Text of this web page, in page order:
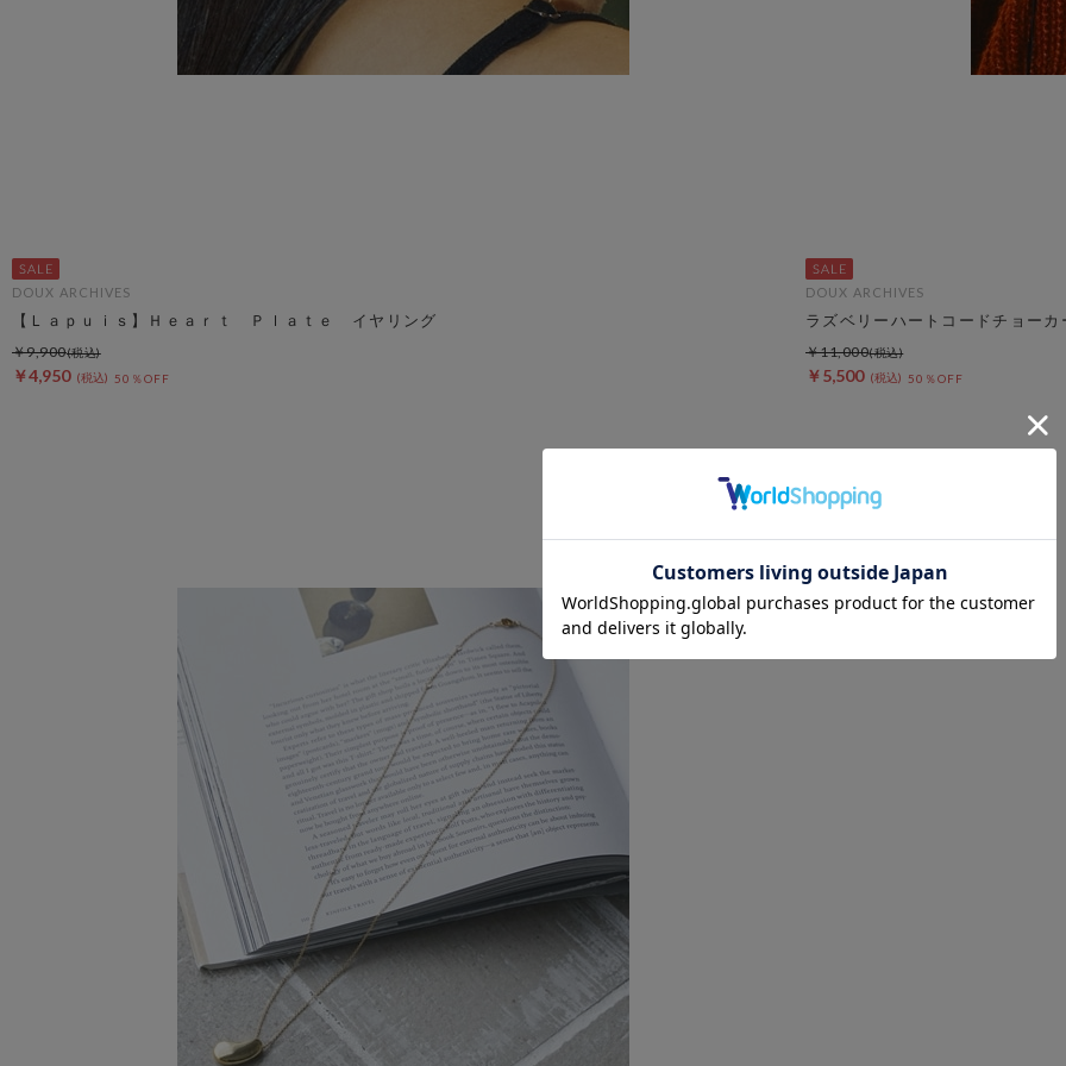
DOUX ARCHIVES
【Ｌａｐｕｉｓ】Ｈｅａｒｔ Ｐｌａｔｅ イヤリング
￥4,950 50％OFF
￥9,900
DOUX ARCHIVES
ラズベリーハートコードチョーカ
￥5,500 50％OFF
￥11,000